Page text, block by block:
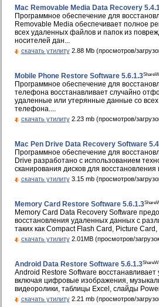
Mac Removable Media Data Recovery
Программное обеспечение для
Removable Media обеспечивает полное
всех удаленных файлов и папок из
носителей дан...
скачать утилиту2.88 Mb (просмотров/
Mobile Phone Restore Software 5.6.1.3
Программное обеспечение для
телефона восстанавливает случайно
удаленные или утерянные данные со всех
телефона....
скачать утилиту2.23 mb (просмотров/
Mac Pen Drive Data Recovery Software
Программное обеспечение для
Drive разработано с использованием
сканирования дисков для
скачать утилиту3.15 mb (просмотров/
Memory Card Restore Software 5.6.1.3
Memory Card Data Recovery Software
восстановления удаленных данных с
таких как Compact Flash Card, Picture
скачать утилиту2.01MB (просмотров/
Android Data Restore Software 5.6.1.3
Android Restore Software
включая цифровые изображения,
видеоролики, таблицы Excel, слайды
скачать утилиту2.21 mb (просмотров/